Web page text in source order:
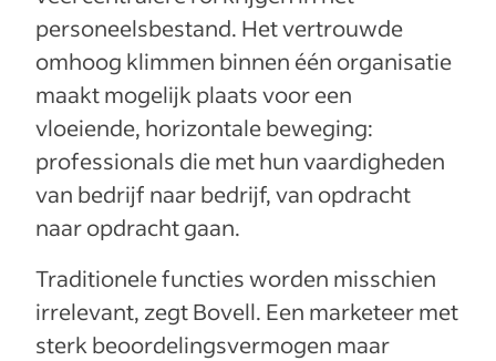
personeelsbestand. Het vertrouwde
omhoog klimmen binnen één organisatie
maakt mogelijk plaats voor een
vloeiende, horizontale beweging:
professionals die met hun vaardigheden
van bedrijf naar bedrijf, van opdracht
naar opdracht gaan.
Traditionele functies worden misschien
irrelevant, zegt Bovell. Een marketeer met
sterk beoordelingsvermogen maar